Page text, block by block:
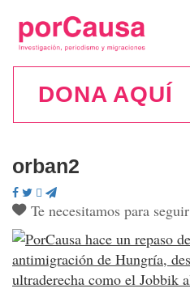
DONA AQUÍ
orban2
Te necesitamos para seguir